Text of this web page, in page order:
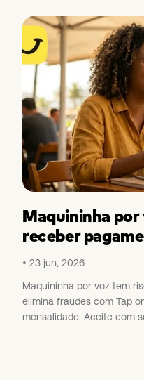
Maquininha por
receber
23 jun, 2026
Maquininha por voz tem
elimina fraudes com Tap
mensalidade. Aceite com